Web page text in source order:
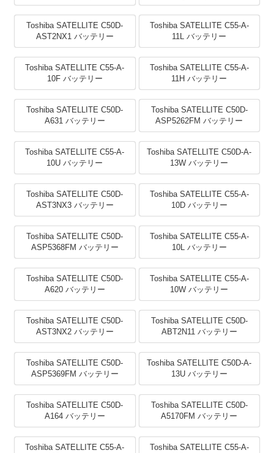
Toshiba SATELLITE C50D-
AST2NX1 バッテリー
Toshiba SATELLITE C55-A-
11L バッテリー
Toshiba SATELLITE C55-A-
10F バッテリー
Toshiba SATELLITE C55-A-
11H バッテリー
Toshiba SATELLITE C50D-
A631 バッテリー
Toshiba SATELLITE C50D-
ASP5262FM バッテリー
Toshiba SATELLITE C55-A-
10U バッテリー
Toshiba SATELLITE C50D-A-
13W バッテリー
Toshiba SATELLITE C50D-
AST3NX3 バッテリー
Toshiba SATELLITE C55-A-
10D バッテリー
Toshiba SATELLITE C50D-
ASP5368FM バッテリー
Toshiba SATELLITE C55-A-
10L バッテリー
Toshiba SATELLITE C50D-
A620 バッテリー
Toshiba SATELLITE C55-A-
10W バッテリー
Toshiba SATELLITE C50D-
AST3NX2 バッテリー
Toshiba SATELLITE C50D-
ABT2N11 バッテリー
Toshiba SATELLITE C50D-
ASP5369FM バッテリー
Toshiba SATELLITE C50D-A-
13U バッテリー
Toshiba SATELLITE C50D-
A164 バッテリー
Toshiba SATELLITE C50D-
A5170FM バッテリー
Toshiba SATELLITE C55-A-
Toshiba SATELLITE C55-A-